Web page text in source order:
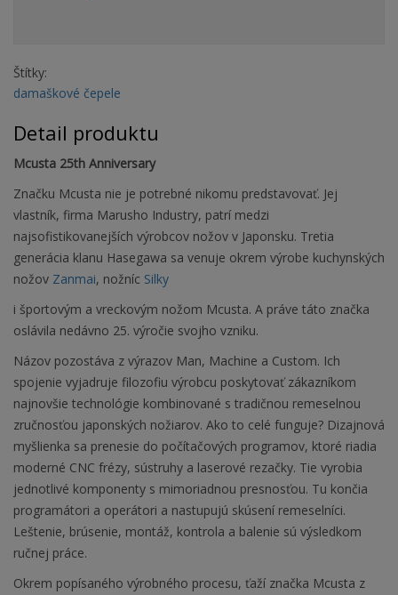
Štítky:
damaškové čepele
Detail produktu
Mcusta 25th Anniversary
Značku Mcusta nie je potrebné nikomu predstavovať. Jej
vlastník, firma Marusho Industry, patrí medzi
najsofistikovanejších výrobcov nožov v Japonsku. Tretia
generácia klanu Hasegawa sa venuje okrem výrobe kuchynských
nožov Zanmai, nožníc Silky
i športovým a vreckovým nožom Mcusta. A práve táto značka
oslávila nedávno 25. výročie svojho vzniku.
Názov pozostáva z výrazov Man, Machine a Custom. Ich
spojenie vyjadruje filozofiu výrobcu poskytovať zákazníkom
najnovšie technológie kombinované s tradičnou remeselnou
zručnosťou japonských nožiarov. Ako to celé funguje? Dizajnová
myšlienka sa prenesie do počítačových programov, ktoré riadia
moderné CNC frézy, sústruhy a laserové rezačky. Tie vyrobia
jednotlivé komponenty s mimoriadnou presnosťou. Tu končia
programátori a operátori a nastupujú skúsení remeselníci.
Leštenie, brúsenie, montáž, kontrola a balenie sú výsledkom
ručnej práce.
Okrem popísaného výrobného procesu, ťaží značka Mcusta z